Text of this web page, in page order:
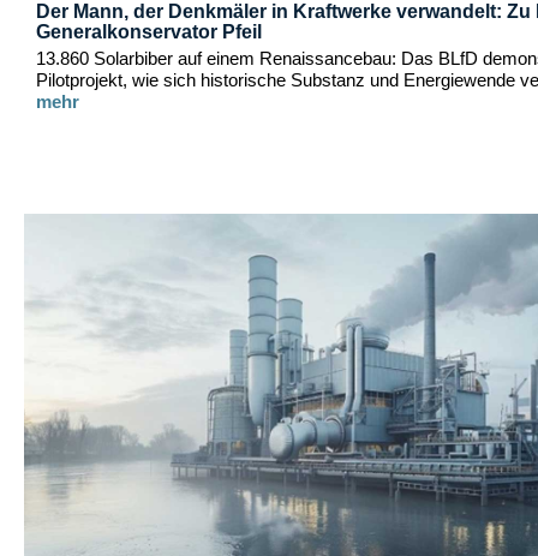
Der Mann, der Denkmäler in Kraftwerke verwandelt:
Generalkonservator Pfeil
13.860 Solarbiber auf einem Renaissancebau: Das BLfD
Pilotprojekt, wie sich historische Substanz und Energiewende
mehr